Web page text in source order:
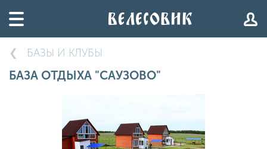
БАЗЫ И КЛУБЫ
БАЗА ОТДЫХА "САУЗОВО"